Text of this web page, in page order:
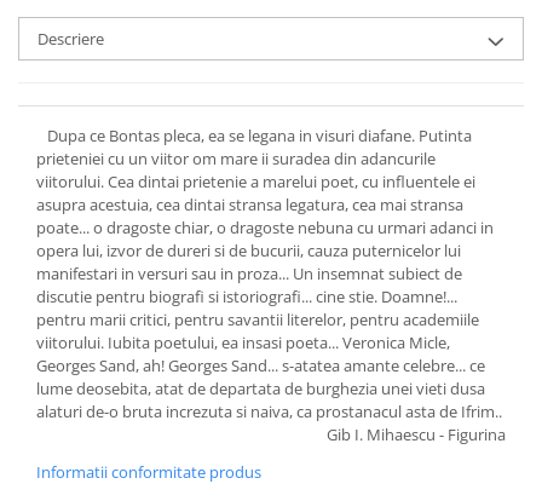
Descriere
Dupa ce Bontas pleca, ea se legana in visuri diafane. Putinta
prieteniei cu un viitor om mare ii suradea din adancurile
viitorului. Cea dintai prietenie a marelui poet, cu influentele ei
asupra acestuia, cea dintai stransa legatura, cea mai stransa
poate... o dragoste chiar, o dragoste nebuna cu urmari adanci in
opera lui, izvor de dureri si de bucurii, cauza puternicelor lui
manifestari in versuri sau in proza... Un insemnat subiect de
discutie pentru biografi si istoriografi... cine stie. Doamne!...
pentru marii critici, pentru savantii literelor, pentru academiile
viitorului. Iubita poetului, ea insasi poeta... Veronica Micle,
Georges Sand, ah! Georges Sand... s-atatea amante celebre... ce
lume deosebita, atat de departata de burghezia unei vieti dusa
alaturi de-o bruta increzuta si naiva, ca prostanacul asta de Ifrim..
Gib I. Mihaescu - Figurina
Informatii conformitate produs